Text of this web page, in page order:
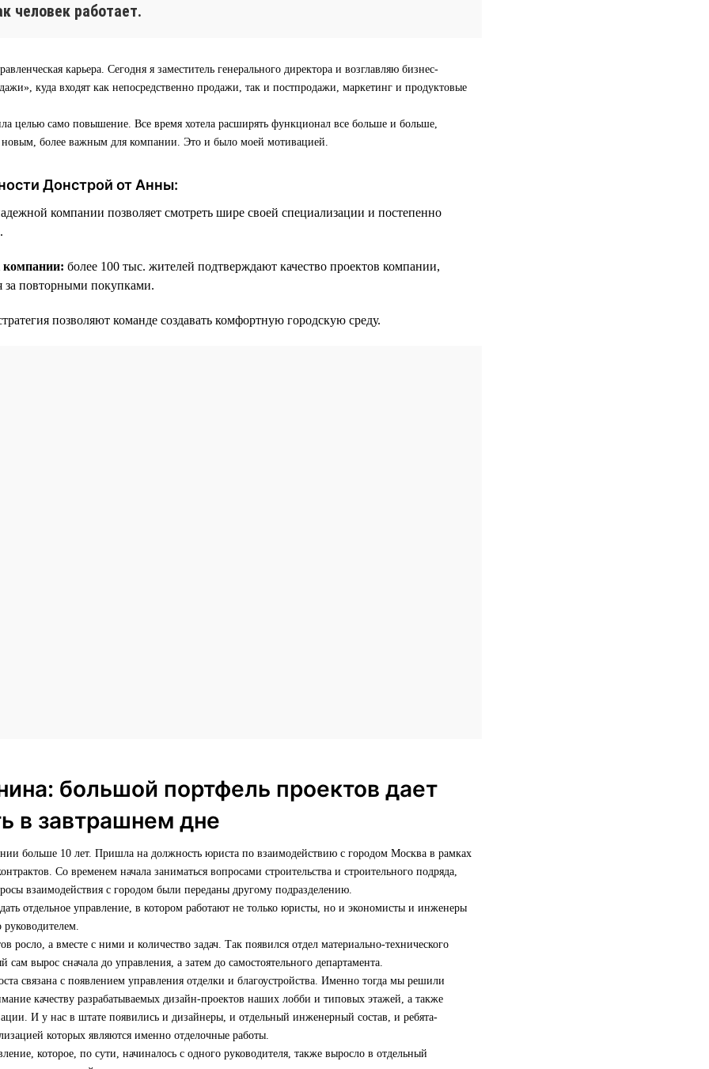
человек работает.
карьера. Сегодня я заместитель генерального директора и возглавляю бизнес-
куда входят как непосредственно продажи, так и постпродажи, маркетинг и продуктовые
целью само повышение. Все время хотела расширять функционал все больше и больше,
новым, более важным для компании. Это и было моей мотивацией.
Донстрой от Анны:
компании позволяет смотреть шире своей специализации и постепенно
компании: более 100 тыс. жителей подтверждают качество проектов компании,
за повторными покупками.
позволяют команде создавать комфортную городскую среду.
большой портфель проектов дает
в завтрашнем дне
больше 10 лет. Пришла на должность юриста по взаимодействию с городом Москва в рамках
Со временем начала заниматься вопросами строительства и строительного подряда,
взаимодействия с городом были переданы другому подразделению.
отдельное управление, в котором работают не только юристы, но и экономисты и инженеры
росло, а вместе с ними и количество задач. Так появился отдел материально-технического
сам вырос сначала до управления, а затем до самостоятельного департамента.
связана с появлением управления отделки и благоустройства. Именно тогда мы решили
качеству разрабатываемых дизайн-проектов наших лобби и типовых этажей, а также
И у нас в штате появились и дизайнеры, и отдельный инженерный состав, и ребята-
которых являются именно отделочные работы.
которое, по сути, начиналось с одного руководителя, также выросло в отдельный